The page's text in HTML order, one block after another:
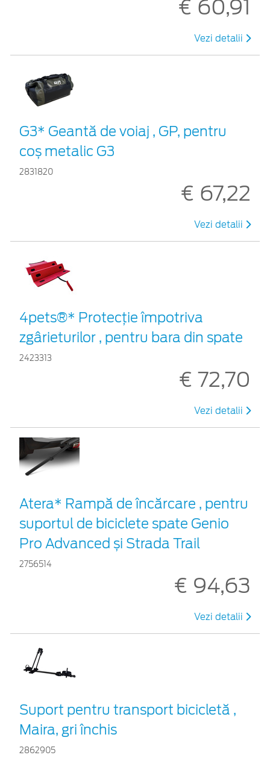
€ 60,91
Vezi detalii
G3* Geantă de voiaj , GP, pentru
coș metalic G3
2831820
€ 67,22
Vezi detalii
4pets®* Protecție împotriva
zgârieturilor , pentru bara din spate
2423313
€ 72,70
Vezi detalii
Atera* Rampă de încărcare , pentru
suportul de biciclete spate Genio
Pro Advanced și Strada Trail
2756514
€ 94,63
Vezi detalii
Suport pentru transport bicicletă ,
Maira, gri închis
2862905